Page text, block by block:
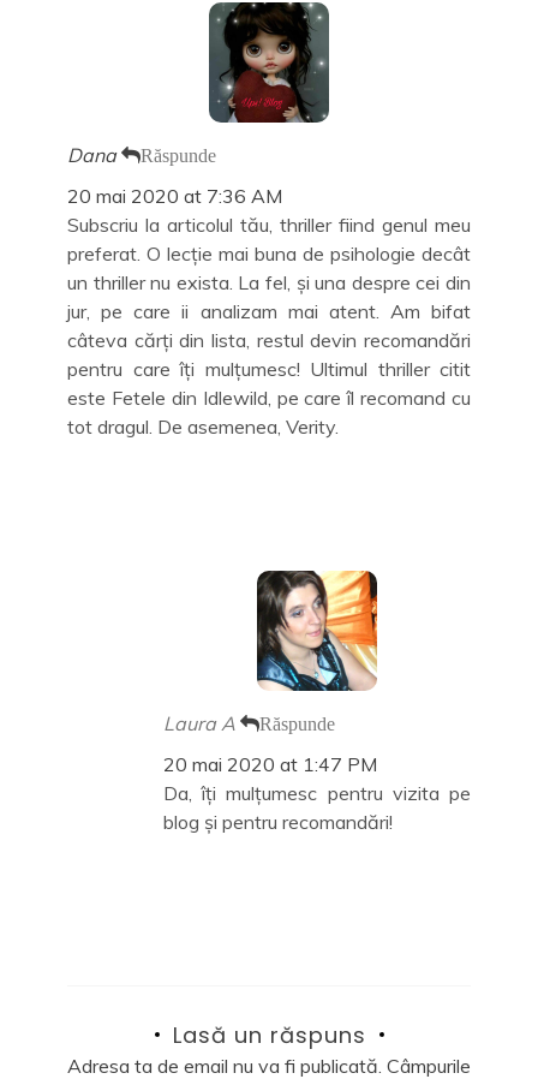
o
ă
)
n
u
ă
)
o
u
ă
)
u
)
Dana Răspunde
20 mai 2020 at 7:36 AM
Subscriu la articolul tău, thriller fiind genul meu
preferat. O lecție mai buna de psihologie decât
un thriller nu exista. La fel, și una despre cei din
jur, pe care ii analizam mai atent. Am bifat
câteva cărți din lista, restul devin recomandări
pentru care îți mulțumesc! Ultimul thriller citit
este Fetele din Idlewild, pe care îl recomand cu
tot dragul. De asemenea, Verity.
Laura A Răspunde
20 mai 2020 at 1:47 PM
Da, îți mulțumesc pentru vizita pe
blog și pentru recomandări!
Lasă un răspuns
Adresa ta de email nu va fi publicată. Câmpurile